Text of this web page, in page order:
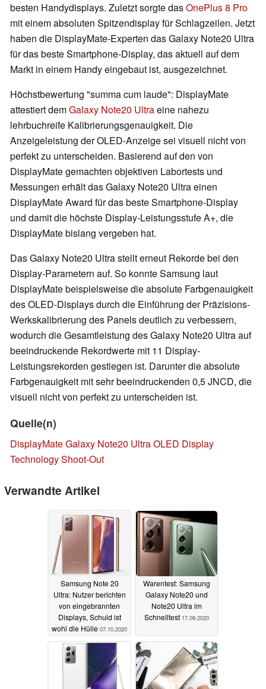
besten Handydisplays. Zuletzt sorgte dasOnePlus 8 Pro
mit einem absoluten Spitzendisplay für Schlagzeilen. Jetzt
haben die DisplayMate-Experten das Galaxy Note20 Ultra
für das beste Smartphone-Display, das aktuell auf dem
Markt in einem Handy eingebaut ist, ausgezeichnet.
Höchstbewertung "summa cum laude": DisplayMate
attestiert demGalaxy Note20 Ultraeine nahezu
lehrbuchreife Kalibrierungsgenauigkeit. Die
Anzeigeleistung der OLED-Anzeige sei visuell nicht von
perfekt zu unterscheiden. Basierend auf den von
DisplayMate gemachten objektiven Labortests und
Messungen erhält das Galaxy Note20 Ultra einen
DisplayMate Award für das beste Smartphone-Display
und damit die höchste Display-Leistungsstufe A+, die
DisplayMate bislang vergeben hat.
Das Galaxy Note20 Ultra stellt erneut Rekorde bei den
Display-Parametern auf. So konnte Samsung laut
DisplayMate beispielsweise die absolute Farbgenauigkeit
des OLED-Displays durch die Einführung der Präzisions-
Werkskalibrierung des Panels deutlich zu verbessern,
wodurch die Gesamtleistung des Galaxy Note20 Ultra auf
beeindruckende Rekordwerte mit 11 Display-
Leistungsrekorden gestiegen ist. Darunter die absolute
Farbgenauigkeit mit sehr beeindruckenden 0,5 JNCD, die
visuell nicht von perfekt zu unterscheiden ist.
Quelle(n)
DisplayMate Galaxy Note20 Ultra OLED Display
Technology Shoot-Out
Verwandte Artikel
Samsung Note 20
Ultra: Nutzer berichten
von eingebrannten
Displays, Schuld ist
wohl die Hülle 07.10.2020
Warentest: Samsung
Galaxy Note20 und
Note20 Ultra im
Schnelltest 17.09.2020